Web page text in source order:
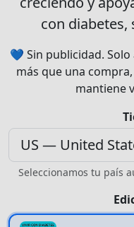
con diabetes,
💙 Sin publicidad.
más que una
mantiene
Seleccionamos tu país